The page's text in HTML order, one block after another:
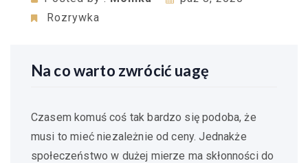
Rozrywka
Na co warto zwrócić uagę
Czasem komuś coś tak bardzo się podoba, że
musi to mieć niezależnie od ceny. Jednakże
społeczeństwo w dużej mierze ma skłonności do